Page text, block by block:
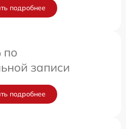
подробнее
по
записи
подробнее